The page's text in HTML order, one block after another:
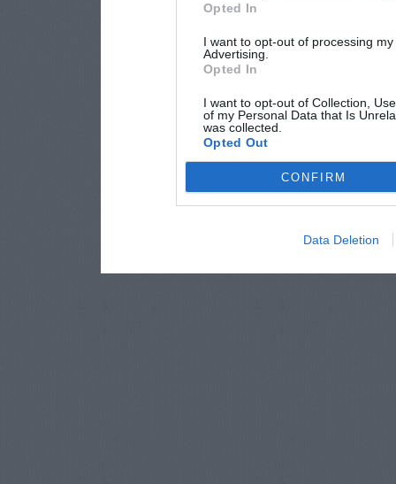
Opted In
I want to opt-out of processing
Advertising.
Opted In
I want to opt-out of Collection,
of my Personal Data that Is
was collected.
Opted Out
CONFIRM
Data Deletion